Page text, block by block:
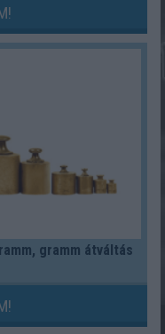
gramm átváltás